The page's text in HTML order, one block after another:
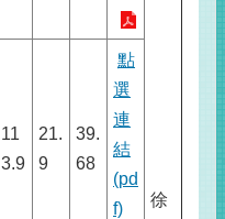
徐
11
3.9
21.
9
39.
68
點
選
連
結
(pd
f)